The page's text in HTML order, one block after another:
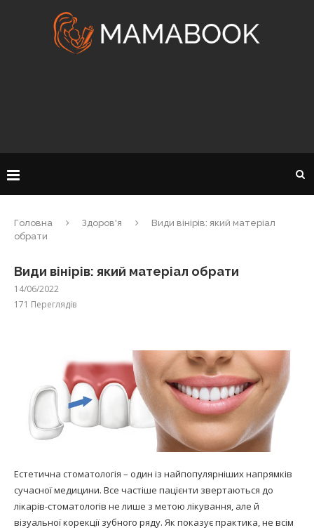
Головна Здоров'я
Види вінірів: який матеріал
обрати
Види вінірів: який матеріал обрати
14/06/2022
171 Переглядів
Естетична стоматологія – один із найпопулярніших напрямків
сучасної медицини. Все частіше пацієнти звертаються до
лікарів-стоматологів не лише з метою лікування, але й
візуальної корекції зубного ряду. Як показує практика, не всім